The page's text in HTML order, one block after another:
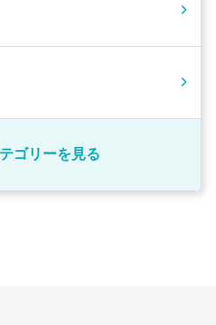
ゴリーを見る